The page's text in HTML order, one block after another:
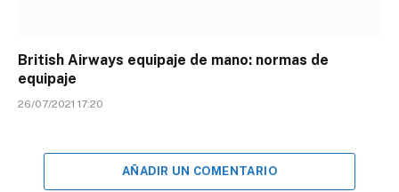
British Airways equipaje de mano: normas de
equipaje
26/07/2021 17:20
AÑADIR UN COMENTARIO